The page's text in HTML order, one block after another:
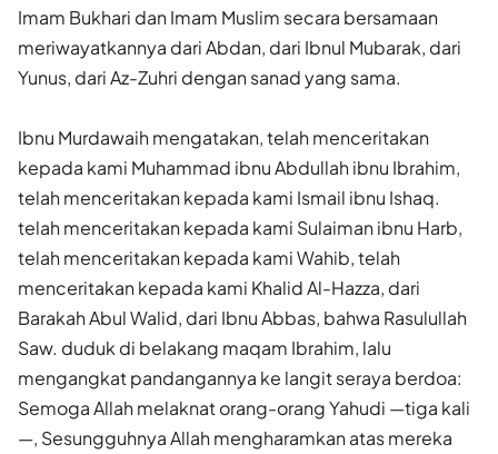
Imam Bukhari dan Imam Muslim secara bersamaan
meriwayatkannya dari Abdan, dari Ibnul Mubarak, dari
Yunus, dari Az-Zuhri dengan sanad yang sama.
Ibnu Murdawaih mengatakan, telah menceritakan
kepada kami Muhammad ibnu Abdullah ibnu Ibrahim,
telah menceritakan kepada kami Ismail ibnu Ishaq.
telah menceritakan kepada kami Sulaiman ibnu Harb,
telah menceritakan kepada kami Wahib, telah
menceritakan kepada kami Khalid Al-Hazza, dari
Barakah Abul Walid, dari Ibnu Abbas, bahwa Rasulullah
Saw. duduk di belakang maqam Ibrahim, lalu
mengangkat pandangannya ke langit seraya berdoa:
Semoga Allah melaknat orang-orang Yahudi —tiga kali
—, Sesungguhnya Allah mengharamkan atas mereka